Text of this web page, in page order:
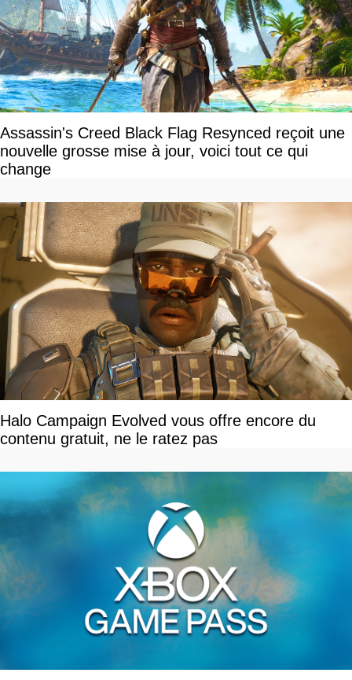
Assassin's Creed Black Flag Resynced reçoit une
nouvelle grosse mise à jour, voici tout ce qui
change
Halo Campaign Evolved vous offre encore du
contenu gratuit, ne le ratez pas